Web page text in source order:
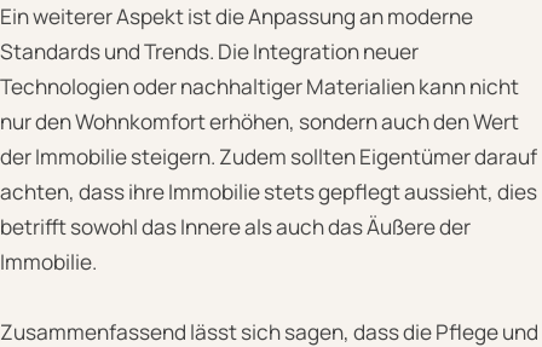
Ein weiterer Aspekt ist die Anpassung an moderne
Standards und Trends. Die Integration neuer
Technologien oder nachhaltiger Materialien kann nicht
nur den Wohnkomfort erhöhen, sondern auch den Wert
der Immobilie steigern. Zudem sollten Eigentümer darauf
achten, dass ihre Immobilie stets gepflegt aussieht, dies
betrifft sowohl das Innere als auch das Äußere der
Immobilie.
Zusammenfassend lässt sich sagen, dass die Pflege und